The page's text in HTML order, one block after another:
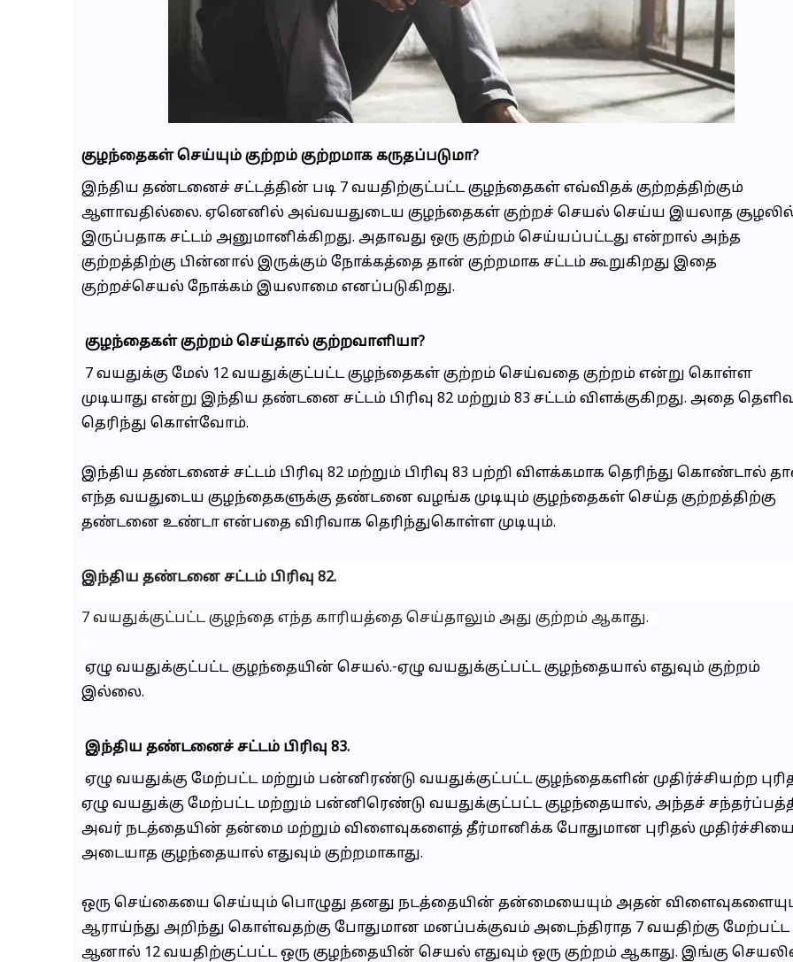
குழந்தைகள் செய்யும் குற்றம் குற்றமாக கருதப்படுமா?
இந்திய தண்டனைச் சட்டத்தின் படி 7 வயதிற்குட்பட்ட குழந்தைகள் எவ்விதக் குற்றத்திற்கும்
ஆளாவதில்லை. ஏனெனில் அவ்வயதுடைய குழந்தைகள் குற்றச் செயல் செய்ய இயலாத
இருப்பதாக சட்டம் அனுமானிக்கிறது. அதாவது ஒரு குற்றம் செய்யப்பட்டது என்றால் அந்த
குற்றத்திற்கு பின்னால் இருக்கும் நோக்கத்தை தான் குற்றமாக சட்டம் கூறுகிறது இதை
குற்றச்செயல் நோக்கம் இயலாமை எனப்படுகிறது.
குழந்தைகள் குற்றம் செய்தால் குற்றவாளியா?
7 வயதுக்கு மேல் 12 வயதுக்குட்பட்ட குழந்தைகள் குற்றம் செய்வதை குற்றம் என்று கொள்ள
முடியாது என்று இந்திய தண்டனை சட்டம் பிரிவு 82 மற்றும் 83 சட்டம் விளக்குகிறது. அதை
தெரிந்து கொள்வோம்.
இந்திய தண்டனைச் சட்டம் பிரிவு 82 மற்றும் பிரிவு 83 பற்றி விளக்கமாக தெரிந்து கொண்டால்
எந்த வயதுடைய குழந்தைகளுக்கு தண்டனை வழங்க முடியும் குழந்தைகள் செய்த குற்றத்திற்கு
தண்டனை உண்டா என்பதை விரிவாக தெரிந்துகொள்ள முடியும்.
இந்திய தண்டனை சட்டம் பிரிவு 82.
7 வயதுக்குட்பட்ட குழந்தை எந்த காரியத்தை செய்தாலும் அது குற்றம் ஆகாது.
ஏழு வயதுக்குட்பட்ட குழந்தையின் செயல்.-ஏழு வயதுக்குட்பட்ட குழந்தையால் எதுவும் குற்றம்
இல்லை.
இந்திய தண்டனைச் சட்டம் பிரிவு 83.
ஏழு வயதுக்கு மேற்பட்ட மற்றும் பன்னிரண்டு வயதுக்குட்பட்ட குழந்தைகளின் முதிர்ச்சியற்ற
ஏழு வயதுக்கு மேற்பட்ட மற்றும் பன்னிரெண்டு வயதுக்குட்பட்ட குழந்தையால், அந்தச்
அவர் நடத்தையின் தன்மை மற்றும் விளைவுகளைத் தீர்மானிக்க போதுமான புரிதல் முதிர்ச்சியை
அடையாத குழந்தையால் எதுவும் குற்றமாகாது.
ஒரு செய்கையை செய்யும் பொழுது தனது நடத்தையின் தன்மையையும் அதன்
ஆராய்ந்து அறிந்து கொள்வதற்கு போதுமான மனப்பக்குவம் அடைந்திராத 7 வயதிற்கு மேற்பட்ட
ஆனால் 12 வயதிற்குட்பட்ட ஒரு குழந்தையின் செயல் எதுவும் ஒரு குற்றம் ஆகாது. இங்கு